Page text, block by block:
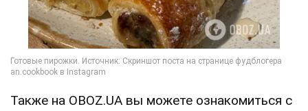
Также на OBOZ.UA вы можете ознакомиться с